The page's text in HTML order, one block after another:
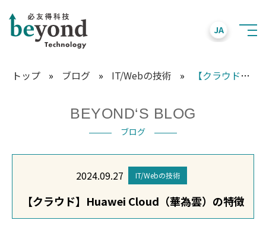
JA
トップ » ブログ » IT/Webの技術 » 【クラウド】Huawei Cloud（華為雲）の特徴
BEYOND‘S BLOG
ブログ
2024.09.27 IT/Webの技術
【クラウド】Huawei Cloud（華為雲）の特徴